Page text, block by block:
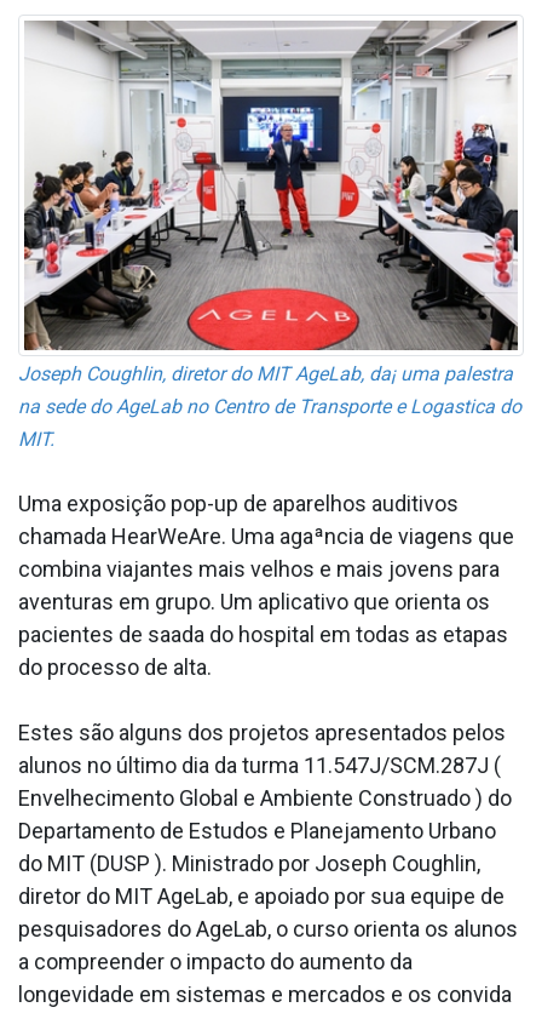
Joseph Coughlin, diretor do MIT AgeLab, da¡ uma palestra
na sede do AgeLab no Centro de Transporte e Loga­stica do
MIT.
Uma exposição pop-up de aparelhos auditivos
chamada HearWeAre. Uma agaªncia de viagens que
combina viajantes mais velhos e mais jovens para
aventuras em grupo. Um aplicativo que orienta os
pacientes de saa­da do hospital em todas as etapas
do processo de alta.
Estes são alguns dos projetos apresentados pelos
alunos no último dia da turma 11.547J/SCM.287J (
Envelhecimento Global e Ambiente Construa­do ) do
Departamento de Estudos e Planejamento Urbano
do MIT (DUSP ). Ministrado por Joseph Coughlin,
diretor do MIT AgeLab, e apoiado por sua equipe de
pesquisadores do AgeLab, o curso orienta os alunos
a compreender o impacto do aumento da
longevidade em sistemas e mercados e os convida